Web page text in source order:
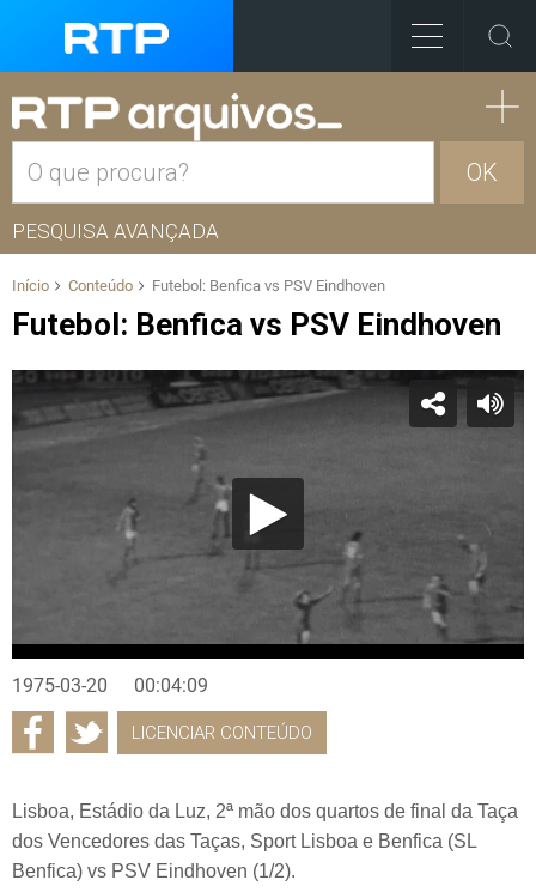
OK
PESQUISA AVANÇADA
Início Conteúdo Futebol: Benfica vs PSV Eindhoven
Futebol: Benfica vs PSV Eindhoven
1975-03-20 00:04:09
LICENCIAR CONTEÚDO
Lisboa, Estádio da Luz, 2ª mão dos quartos de final da Taça
dos Vencedores das Taças, Sport Lisboa e Benfica (SL
Benfica) vs PSV Eindhoven (1/2).